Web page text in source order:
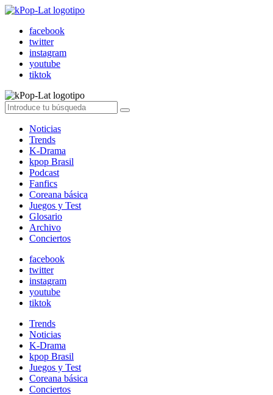
facebook
twitter
instagram
youtube
tiktok
Noticias
Trends
K-Drama
kpop Brasil
Podcast
Fanfics
Coreana básica
Juegos y Test
Glosario
Archivo
Conciertos
facebook
twitter
instagram
youtube
tiktok
Trends
Noticias
K-Drama
kpop Brasil
Juegos y Test
Coreana básica
Conciertos